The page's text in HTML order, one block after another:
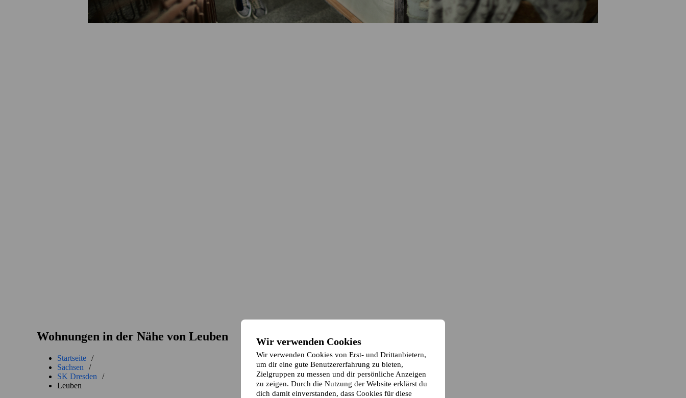
Wir verwenden Cookies
Wir verwenden Cookies von Erst- und Drittanbietern,
um dir eine gute Benutzererfahrung zu bieten,
Zielgruppen zu messen und dir persönliche Anzeigen
zu zeigen. Durch die Nutzung der Website erklärst du
dich damit einverstanden, dass Cookies für diese
Wohnungen in der Nähe von Leuben
Startseite /
Sachsen
/
SK Dresden
/
Leuben